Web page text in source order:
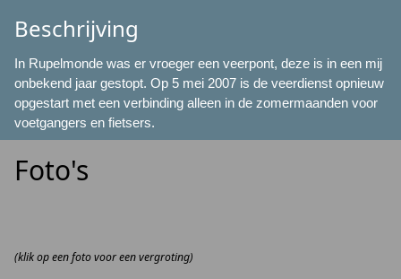
Beschrijving
In Rupelmonde was er vroeger een veerpont, deze is in een mij
onbekend jaar gestopt. Op 5 mei 2007 is de veerdienst opnieuw
opgestart met een verbinding alleen in de zomermaanden voor
voetgangers en fietsers.
Foto's
(klik op een foto voor een vergroting)